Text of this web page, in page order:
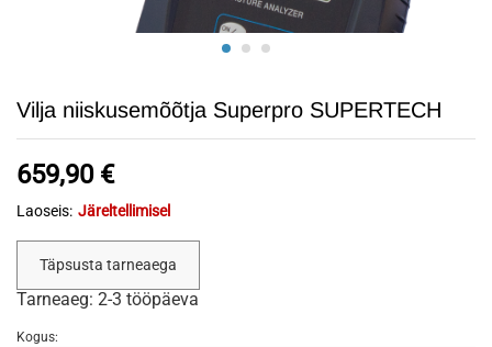
Vilja niiskusemõõtja Superpro SUPERTECH
659,90 €
Laoseis: Järeltellimisel
Täpsusta tarneaega
Tarneaeg: 2-3 tööpäeva
Kogus: